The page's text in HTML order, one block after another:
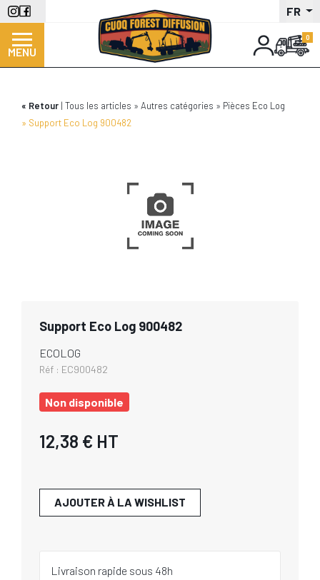
Aller
au
contenu
principal
FR
MENU
Retour Tous les articles Autres catégories
Pièces Eco Log
Support Eco Log 900482
Support Eco Log 900482
ECOLOG
Réf : EC900482
Non disponible
12,38 € HT
AJOUTER À LA WISHLIST
Livraison rapide sous 48h